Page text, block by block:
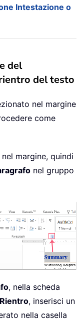
Intestazione o
del
del testo
nel margine
come
margine, quindi
nel gruppo
, nella scheda
Rientro, inserisci un
nella casella